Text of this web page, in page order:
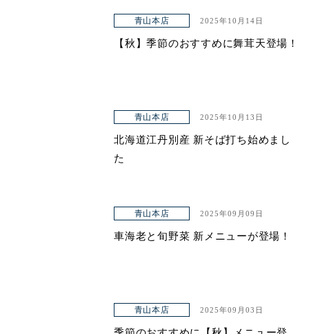
青山本店 2025年10月14日
【秋】季節のおすすめに舞茸天登場！
青山本店 2025年10月13日
北海道江丹別産 新そば打ち始めまし
た
青山本店 2025年09月09日
車海老と旬野菜 新メニューが登場！
青山本店 2025年09月03日